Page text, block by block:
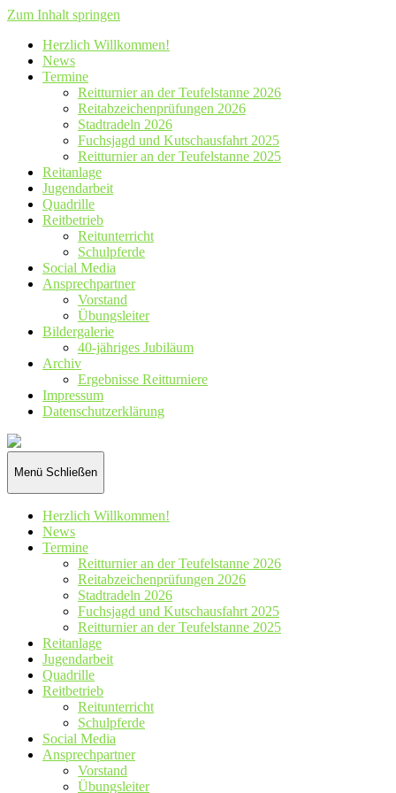
Zum Inhalt springen
Herzlich Willkommen!
News
Termine
Reitturnier an der Teufelstanne 2026
Reitabzeichenprüfungen 2026
Stadtradeln 2026
Fuchsjagd und Kutschausfahrt 2025
Reitturnier an der Teufelstanne 2025
Reitanlage
Jugendarbeit
Quadrille
Reitbetrieb
Reitunterricht
Schulpferde
Social Media
Ansprechpartner
Vorstand
Übungsleiter
Bildergalerie
40-jähriges Jubiläum
Archiv
Ergebnisse Reitturniere
Impressum
Datenschutz­erklärung
Reiterverein
St.
Hubertus
Menü Schließen
Herzlich Willkommen!
News
Termine
Reitturnier an der Teufelstanne 2026
Reitabzeichenprüfungen 2026
Stadtradeln 2026
Fuchsjagd und Kutschausfahrt 2025
Reitturnier an der Teufelstanne 2025
Reitanlage
Jugendarbeit
Quadrille
Reitbetrieb
Reitunterricht
Schulpferde
Social Media
Ansprechpartner
Vorstand
Übungsleiter